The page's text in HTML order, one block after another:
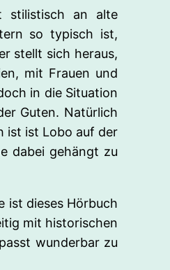
stilistisch an alte
so typisch ist,
stellt sich heraus,
mit Frauen und
in die Situation
Guten. Natürlich
ist ist Lobo auf der
dabei gehängt zu
ist dieses Hörbuch
mit historischen
wunderbar zu